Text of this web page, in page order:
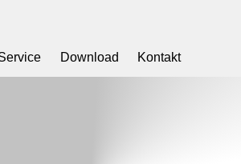
Download Kontakt